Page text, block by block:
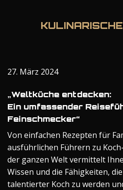
27. März 2024
„Weltküche entdecken:
Ein umfassender
Feinschmecker“
Von einfachen Rezepten für
ausführlichen Führern zu
der ganzen Welt vermittelt
Wissen und die Fähigkeiten,
talentierter Koch zu werden